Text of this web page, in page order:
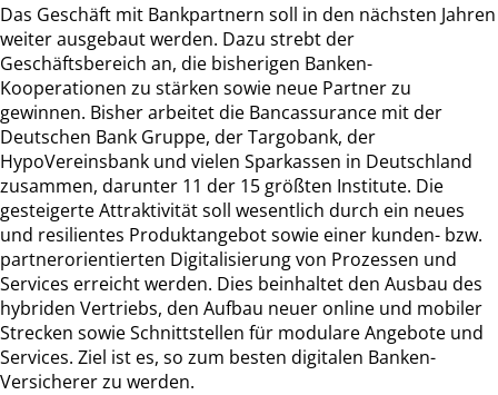
Das Geschäft mit Bankpartnern soll in den nächsten Jahren
weiter ausgebaut werden. Dazu strebt der
Geschäftsbereich an, die bisherigen Banken-
Kooperationen zu stärken sowie neue Partner zu
gewinnen. Bisher arbeitet die Bancassurance mit der
Deutschen Bank Gruppe, der Targobank, der
HypoVereinsbank und vielen Sparkassen in Deutschland
zusammen, darunter 11 der 15 größten Institute. Die
gesteigerte Attraktivität soll wesentlich durch ein neues
und resilientes Produktangebot sowie einer kunden- bzw.
partnerorientierten Digitalisierung von Prozessen und
Services erreicht werden. Dies beinhaltet den Ausbau des
hybriden Vertriebs, den Aufbau neuer online und mobiler
Strecken sowie Schnittstellen für modulare Angebote und
Services. Ziel ist es, so zum besten digitalen Banken-
Versicherer zu werden.